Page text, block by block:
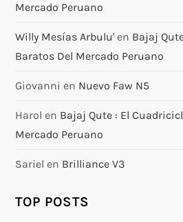
Mercado Peruano
Willy Mesías Arbulu' en Bajaj
Baratos Del Mercado Peruano
Giovanni en Nuevo Faw N5
Harol en Bajaj Qute : El
Mercado Peruano
Sariel en Brilliance V3
TOP POSTS